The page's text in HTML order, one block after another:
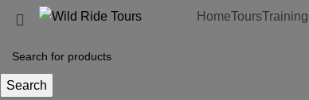
HomeToursTraining
Blog
Search